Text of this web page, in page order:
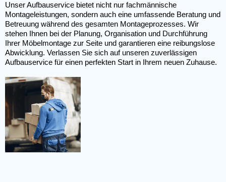
Unser Aufbauservice bietet nicht nur fachmännische
Montageleistungen, sondern auch eine umfassende Beratung und
Betreuung während des gesamten Montageprozesses. Wir
stehen Ihnen bei der Planung, Organisation und Durchführung
Ihrer Möbelmontage zur Seite und garantieren eine reibungslose
Abwicklung. Verlassen Sie sich auf unseren zuverlässigen
Aufbauservice für einen perfekten Start in Ihrem neuen Zuhause.